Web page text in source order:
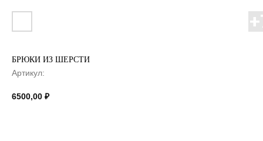
БРЮКИ ИЗ ШЕРСТИ
Артикул:
6500,00 ₽